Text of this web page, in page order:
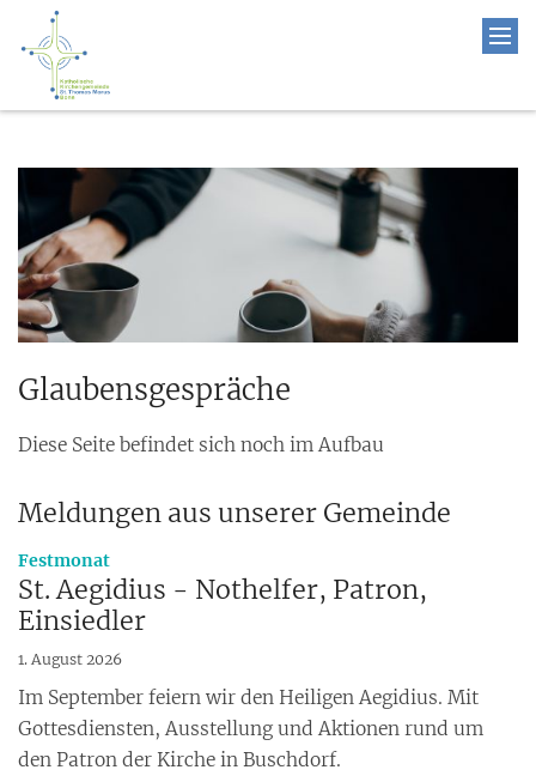
Glaubensgespräche
Diese Seite befindet sich noch im Aufbau
Meldungen aus unserer Gemeinde
Festmonat:
St. Aegidius - Nothelfer, Patron,
Einsiedler
1. August 2026
Im September feiern wir den Heiligen Aegidius. Mit
Gottesdiensten, Ausstellung und Aktionen rund um
den Patron der Kirche in Buschdorf.